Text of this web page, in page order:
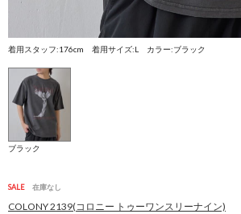
着用スタッフ:176cm 着用サイズ:L カラー:ブラック
ブラック
SALE 在庫なし
COLONY 2139(コロニー トゥーワンスリーナイン)